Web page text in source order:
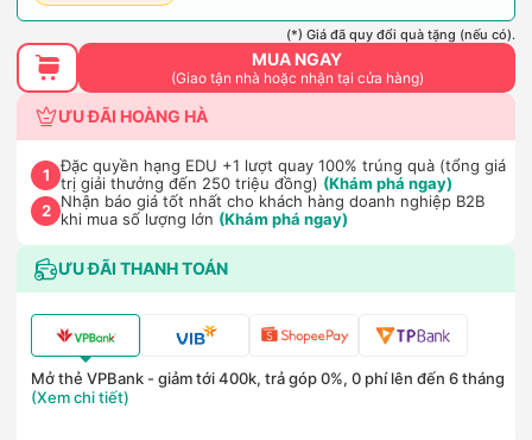
(*) Giá đã quy đổi quà tặng (nếu có).
MUA NGAY
(Giao tận nhà hoặc nhận tại cửa hàng)
ƯU ĐÃI HOÀNG HÀ
1
Đặc quyền hạng EDU +1 lượt quay 100% trúng quà (tổng giá
trị giải thưởng đến 250 triệu đồng) (Khám phá ngay)
2 Nhận báo giá tốt nhất cho khách hàng doanh nghiệp B2B
khi mua số lượng lớn (Khám phá ngay)
ƯU ĐÃI THANH TOÁN
Mở thẻ VPBank - giảm tới 400k, trả góp 0%, 0 phí lên đến 6 tháng
(Xem chi tiết)